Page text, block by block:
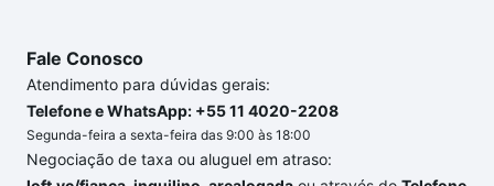
Fale Conosco
Atendimento para dúvidas gerais:
Telefone e WhatsApp: +55 11 4020-2208
Segunda-feira a sexta-feira das 9:00 às 18:00
Negociação de taxa ou aluguel em atraso: